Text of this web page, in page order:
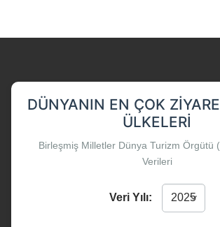
DÜNYANIN EN ÇOK
ÜLKELERI
Birleşmiş Milletler Dünya Turizm Örgütü
Verileri
Veri Yılı: